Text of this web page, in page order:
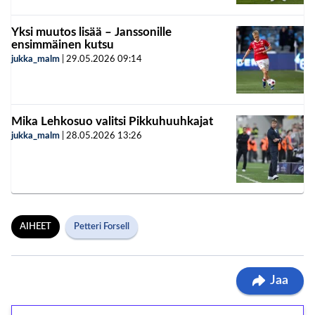
Yksi muutos lisää – Janssonille
ensimmäinen kutsu
jukka_malm 29.05.2026 09:14
Mika Lehkosuo valitsi Pikkuhuuhkajat
jukka_malm 28.05.2026 13:26
AIHEET Petteri Forsell
Jaa